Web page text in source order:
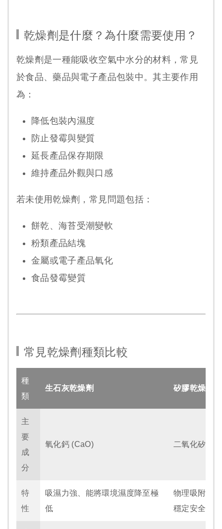
乾燥劑是什麼？為什麼需要使用？
乾燥劑是一種能吸收空氣中水分的材料，常見
於食品、藥品與電子產品包裝中。其主要作用
為：
降低包裝內濕度
防止發霉與變質
延長產品保存期限
維持產品外觀與口感
若未使用乾燥劑，常見問題包括：
餅乾、海苔受潮變軟
粉類產品結塊
金屬或電子產品氧化
食品發霉變質
常見乾燥劑種類比較
種
類
生石灰乾燥劑 矽膠乾燥劑
主
要
成
分
氧化鈣 (CaO) 二氧化矽
特
性
吸濕力強、能將環境濕度降至極
低
物理吸附、
穩定安全